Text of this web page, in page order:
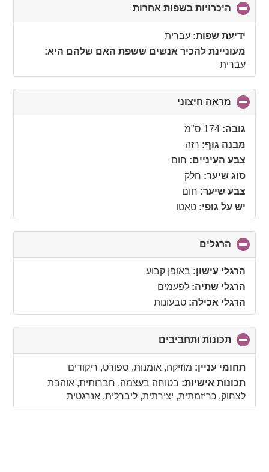
היכרויות בשפות אחרות
to
ידיעת שפות: עברית
מעוניינת להכיר אנשים ששפת האם שלהם היא:
עברית
מראה חיצוני
to
גובה: 174 ס"מ
מבנה גוף: רזה
צבע העיניים: חום
סוג שיער: חלק
צבע שיער: חום
יש על גופי: טאטו
הרגלים
to
collapse
contents
הרגלי עישון: באופן קבוע
הרגלי שתיה: לפעמים
הרגלי אכילה: טבעונות
תכונות ותחביבים
to
collapse
תחומי עניין: מוזיקה, אומנות, ספורט, ריקודים
תכונות אישיות: בטוחה בעצמה, חברותית, אוהבת
לצחוק, כריזמתית, יצירתית, ליברלית, אנרגטית